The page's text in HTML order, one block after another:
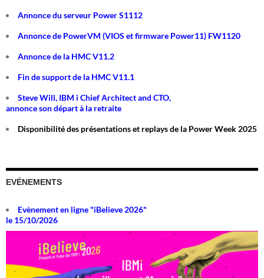
Annonce du serveur Power S1112
Annonce de PowerVM (VIOS et firmware Power11) FW1120
Annonce de la HMC V11.2
Fin de support de la HMC V11.1
Steve Will, IBM i Chief Architect and CTO,
annonce son départ à la retraite
Disponibilité des présentations et replays de la Power Week 2025
EVÉNEMENTS
Evènement en ligne "iBelieve 2026"
le 15/10/2026